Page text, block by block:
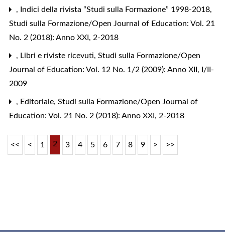
, Indici della rivista “Studi sulla Formazione” 1998-2018,
Studi sulla Formazione/Open Journal of Education: Vol. 21
No. 2 (2018): Anno XXI, 2-2018
, Libri e riviste ricevuti, Studi sulla Formazione/Open
Journal of Education: Vol. 12 No. 1/2 (2009): Anno XII, I/II-
2009
, Editoriale, Studi sulla Formazione/Open Journal of
Education: Vol. 21 No. 2 (2018): Anno XXI, 2-2018
<< < 1 2 3 4 5 6 7 8 9 > >>